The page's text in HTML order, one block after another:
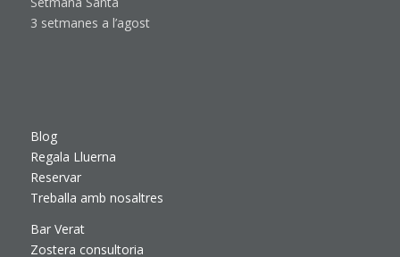
3 setmanes a l’agost
Blog
Regala Lluerna
Reservar
Treballa amb nosaltres
Bar Verat
Zostera consultoria